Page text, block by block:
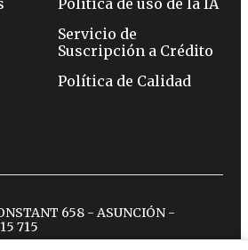
Servicio de
Suscripción a Crédito
Política de Calidad
658 - ASUNCIÓN -
715